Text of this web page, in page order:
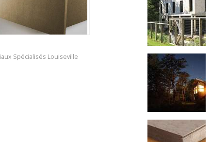
Spécialisés Louiseville
Isolant en laine minérale Thermafiber
De Owens Corning Canada